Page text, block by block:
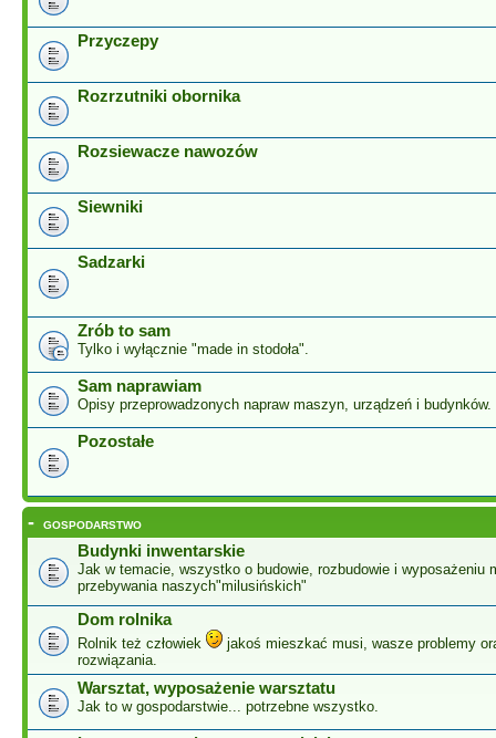
Przyczepy
Rozrzutniki obornika
Rozsiewacze nawozów
Siewniki
Sadzarki
Zrób to sam
Tylko i wyłącznie "made in stodoła".
Sam naprawiam
Opisy przeprowadzonych napraw maszyn, urządzeń i budynków.
Pozostałe
- GOSPODARSTWO
Budynki inwentarskie
Jak w temacie, wszystko o budowie, rozbudowie i wyposażeniu
przebywania naszych"milusińskich"
Dom rolnika
Rolnik też człowiek
jakoś mieszkać musi, wasze problemy
rozwiązania.
Warsztat, wyposażenie warsztatu
Jak to w gospodarstwie... potrzebne wszystko.